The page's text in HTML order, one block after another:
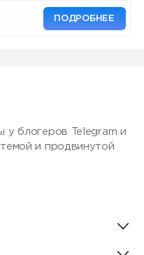
ПОДРОБНЕЕ
у блогеров Telegram и
и продвинутой